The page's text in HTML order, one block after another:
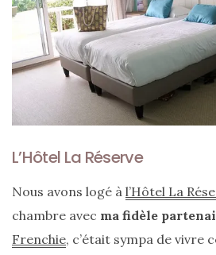
L’Hôtel La Réserve
Nous avons logé à l’Hôtel La
chambre avec ma fidèle
Frenchie, c’était sympa de vivre